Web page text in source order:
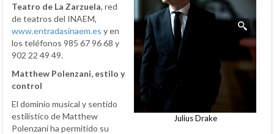
Julius Drake
Teatro de La Zarzuela, red
de teatros del INAEM,
www.entradasinaem.es y en
los teléfonos 985 67 96 68 y
902 22 49 49.
Matthew Polenzani, estilo y
control
El dominio musical y sentido
estilístico de Matthew
Polenzani ha permitido su